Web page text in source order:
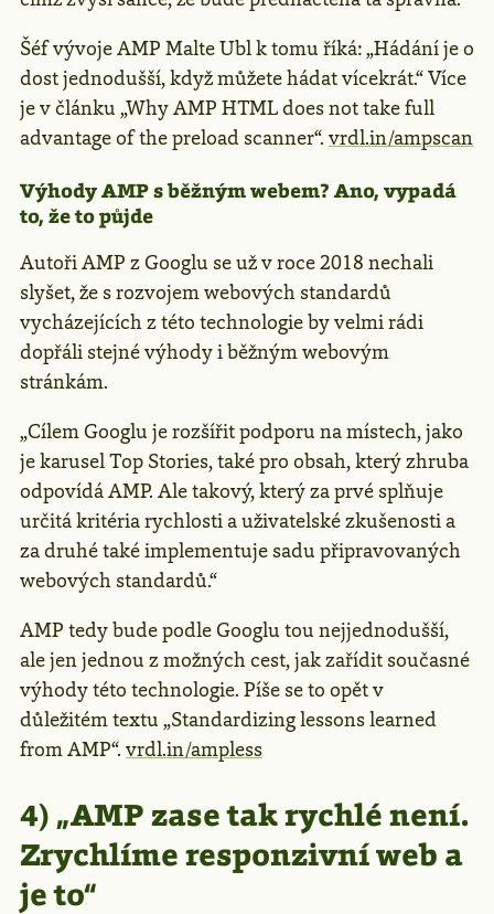
Šéf vývoje AMP Malte Ubl k tomu říká: „Hádání je o
dost jednodušší, když můžete hádat vícekrát.“ Více
je v článku „Why AMP HTML does not take full
advantage of the preload scanner“. vrdl.in/ampscan
Výhody AMP s běžným webem? Ano, vypadá
to, že to půjde
Autoři AMP z Googlu se už v roce 2018 nechali
slyšet, že s rozvojem webových standardů
vycházejících z této technologie by velmi rádi
dopřáli stejné výhody i běžným webovým
stránkám.
„Cílem Googlu je rozšířit podporu na místech, jako
je karusel Top Stories, také pro obsah, který zhruba
odpovídá AMP. Ale takový, který za prvé splňuje
určitá kritéria rychlosti a uživatelské zkušenosti a
za druhé také implementuje sadu připravovaných
webových standardů.“
AMP tedy bude podle Googlu tou nejjednodušší,
ale jen jednou z možných cest, jak zařídit současné
výhody této technologie. Píše se to opět v
důležitém textu „Standardizing lessons learned
from AMP“. vrdl.in/ampless
4) „AMP zase tak rychlé není.
Zrychlíme responzivní web a
je to“